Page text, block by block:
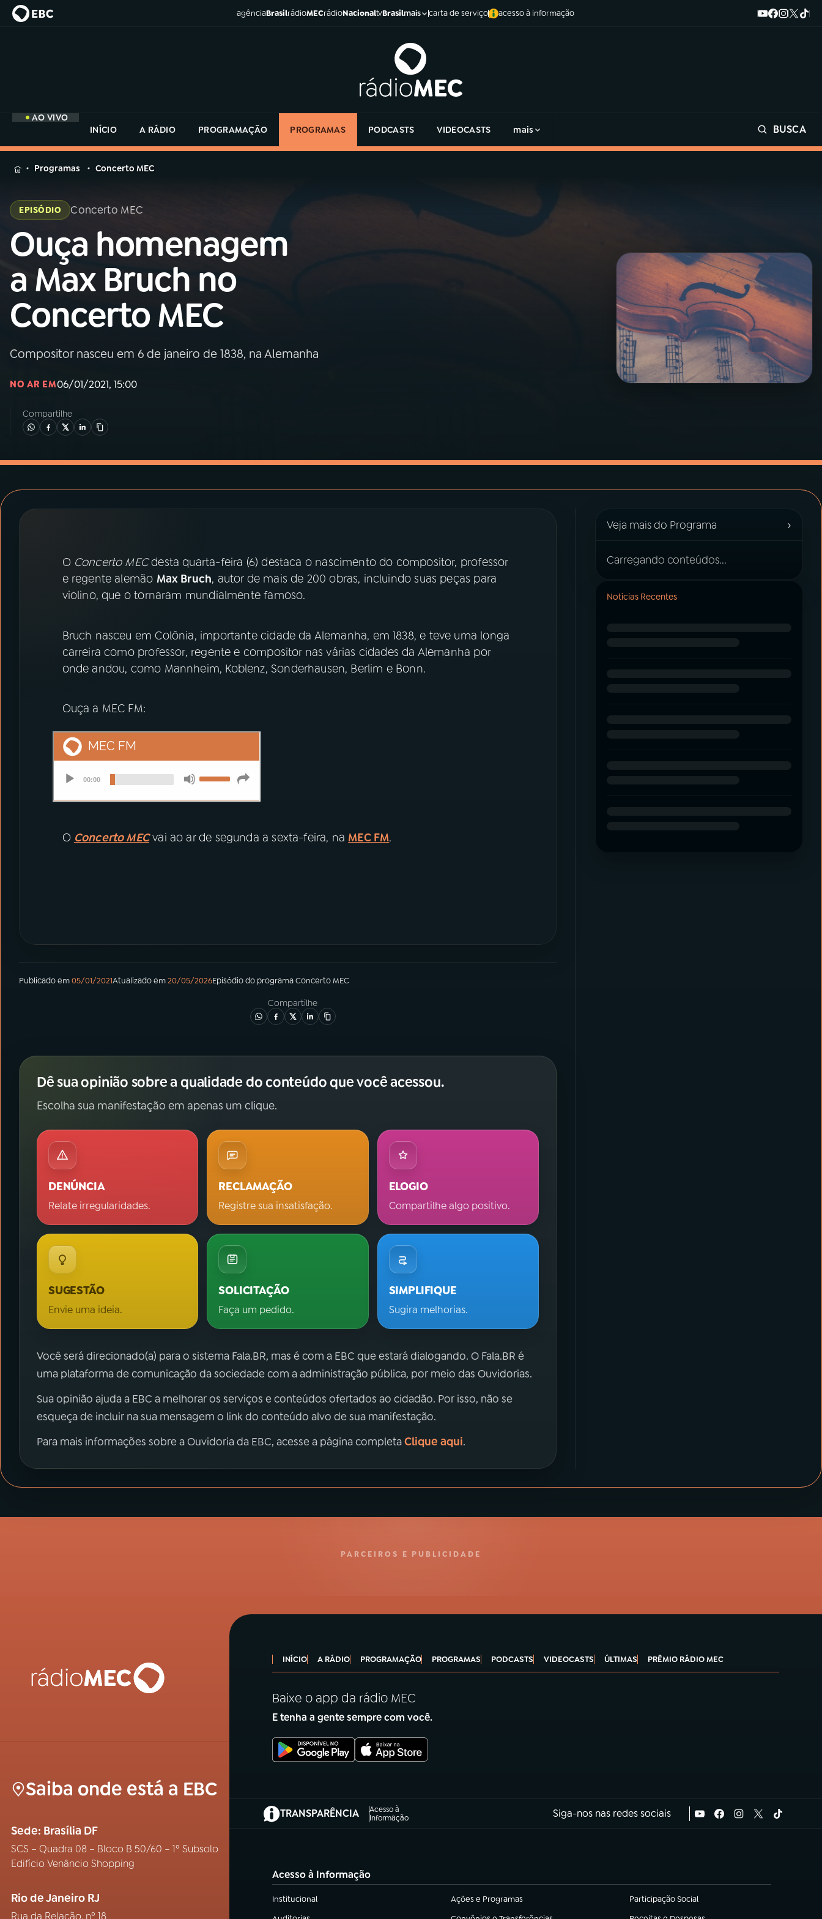
agênciaBrasilrádioMECrádioNacionaltvBrasilmais carta de serviço acesso à informação
AO VIVO
INÍCIO
A RÁDIO PROGRAMAÇÃO PROGRAMAS PODCASTS VIDEOCASTS mais BUSCA
MENU
Buscar
na
Rádio
MEC
Início AO VIVO
01INÍCIO
A RÁDIO
03PROGRAMAÇÃO
04PROGRAMAS
PRÊMIO RÁDIO MEC
ACOMPANHE A RÁDIO MEC
na
Rádio
Programas Concerto MEC
EPISÓDIO Concerto MEC
Ouça homenagem
a Max Bruch no
Concerto MEC
Compositor nasceu em 6 de janeiro de 1838, na Alemanha
NO AR EM06/01/2021, 15:00
Compartilhe
O Concerto MECdesta quarta-feira (6) destaca o nascimento do compositor, professor
e regente alemão Max Bruch, autor de mais de 200 obras, incluindo suas peças para
violino, que o tornaram mundialmente famoso.
Bruch nasceu em Colônia, importante cidade da Alemanha, em 1838, e teve uma longa
carreira como professor, regente e compositor nas várias cidades da Alemanha por
onde andou, como Mannheim, Koblenz, Sonderhausen, Berlim e Bonn.
Ouça a MEC FM:
O Concerto MECvai ao ar de segunda a sexta-feira, na MEC FM.
Publicado em05/01/2021Atualizado em20/05/2026Episódiodo programaConcerto MEC
Compartilhe
Dê sua opinião sobre a qualidade do conteúdo que você acessou.
Escolha sua manifestação em apenas um clique.
DENÚNCIA
Relate irregularidades.
RECLAMAÇÃO
Registre sua insatisfação.
ELOGIO
Compartilhe algo positivo.
SUGESTÃO
Envie uma ideia.
SOLICITAÇÃO
Faça um pedido.
SIMPLIFIQUE
Sugira melhorias.
Você será direcionado(a) para o sistema Fala.BR, mas é com a EBC que estará dialogando. O Fala.BR é
uma plataforma de comunicação da sociedade com a administração pública, por meio das Ouvidorias.
Sua opinião ajuda a EBC a melhorar os serviços e conteúdos ofertados ao cidadão. Por isso, não se
esqueça de incluir na sua mensagem o link do conteúdo alvo de sua manifestação.
Para mais informações sobre a Ouvidoria da EBC, acesse a página completaClique aqui.
Veja mais do Programa ›
Carregando conteúdos...
Notícias Recentes
PARCEIROS E PUBLICIDADE
Saiba onde está a EBC
Sede: Brasília DF
SCS – Quadra 08 – Bloco B 50/60 – 1º Subsolo
Edifício Venâncio Shopping
Rio de Janeiro RJ
Rua da Relação, nº 18
INÍCIO A RÁDIO PROGRAMAÇÃO PROGRAMAS PODCASTS VIDEOCASTS ÚLTIMAS PRÊMIO RÁDIO MEC
Baixe o app da rádio MEC
E tenha a gente sempre com você.
TRANSPARÊNCIA
Acesso à
Informação
(abre em nova aba) Siga-nos nas redes sociais
Acesso à Informação
Institucional
(abre em nova aba) Ações e Programas
(abre em nova aba) Participação Social
(abre em nova aba)